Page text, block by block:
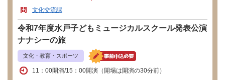
文化交流課
令和7年度水戸子どもミュージカルスクール発表公演
ナナシーの旅
文化・教育・スポーツ
11：00開演/15：00開演（開場は開演の30分前）